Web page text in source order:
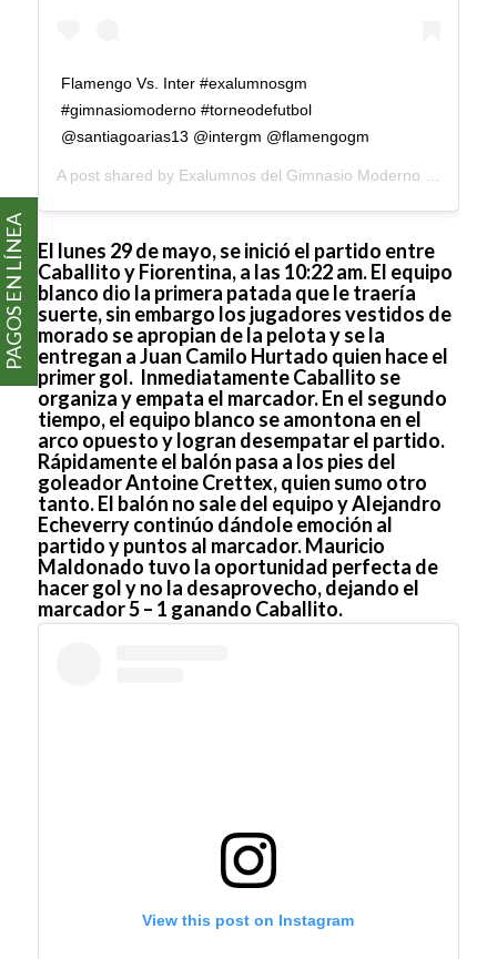
Flamengo Vs. Inter #exalumnosgm
#gimnasiomoderno #torneodefutbol
@santiagoarias13 @intergm @flamengogm
A post shared by Exalumnos del Gimnasio Moderno
El lunes 29 de mayo, se inició el partido entre
Caballito y Fiorentina, a las 10:22 am. El equipo
blanco dio la primera patada que le traería
suerte, sin embargo los jugadores vestidos de
morado se apropian de la pelota y se la
entregan a Juan Camilo Hurtado quien hace el
primer gol. Inmediatamente Caballito se
organiza y empata el marcador. En el segundo
tiempo, el equipo blanco se amontona en el
arco opuesto y logran desempatar el partido.
Rápidamente el balón pasa a los pies del
goleador Antoine Crettex, quien sumo otro
tanto. El balón no sale del equipo y Alejandro
Echeverry continúo dándole emoción al
partido y puntos al marcador. Mauricio
Maldonado tuvo la oportunidad perfecta de
hacer gol y no la desaprovecho, dejando el
marcador 5 – 1 ganando Caballito.
View this post on Instagram
PAGOS EN LÍNEA